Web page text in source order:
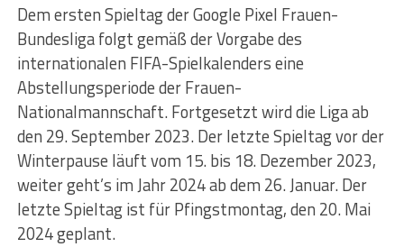
Dem ersten Spieltag der Google Pixel Frauen-
Bundesliga folgt gemäß der Vorgabe des
internationalen FIFA-Spielkalenders eine
Abstellungsperiode der Frauen-
Nationalmannschaft. Fortgesetzt wird die Liga ab
den 29. September 2023. Der letzte Spieltag vor der
Winterpause läuft vom 15. bis 18. Dezember 2023,
weiter geht’s im Jahr 2024 ab dem 26. Januar. Der
letzte Spieltag ist für Pfingstmontag, den 20. Mai
2024 geplant.